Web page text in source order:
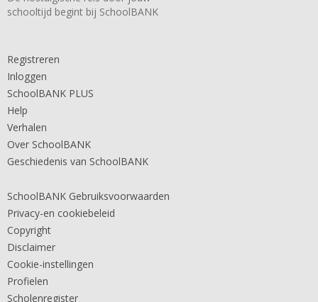
schooltijd begint bij SchoolBANK
Registreren
Inloggen
SchoolBANK PLUS
Help
Verhalen
Over SchoolBANK
Geschiedenis van SchoolBANK
SchoolBANK Gebruiksvoorwaarden
Privacy-en cookiebeleid
Copyright
Disclaimer
Cookie-instellingen
Profielen
Scholenregister